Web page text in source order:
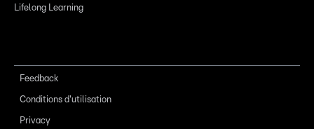
Lifelong Learning
Feedback
Conditions d'utilisation
Privacy